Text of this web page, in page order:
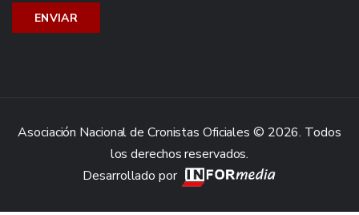
Asociación Nacional de Cronistas Oficiales © 2026. Todos
los derechos reservados.
Desarrollado por